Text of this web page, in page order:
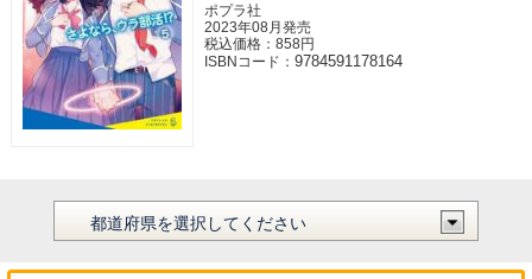
ポプラ社
2023年08月発売
税込価格：858円
ISBNコード：9784591178164